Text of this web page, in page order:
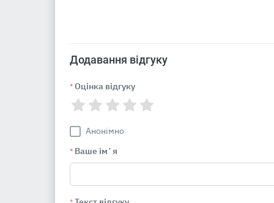
Додавання відгуку
* Оцінка відгуку
Анонімно
* Ваше імʼя